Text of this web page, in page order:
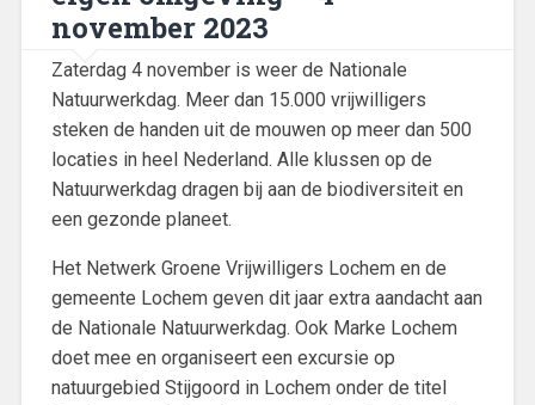
november 2023
Zaterdag 4 november is weer de Nationale
Natuurwerkdag. Meer dan 15.000 vrijwilligers
steken de handen uit de mouwen op meer dan 500
locaties in heel Nederland. Alle klussen op de
Natuurwerkdag dragen bij aan de biodiversiteit en
een gezonde planeet.
Het Netwerk Groene Vrijwilligers Lochem en de
gemeente Lochem geven dit jaar extra aandacht aan
de Nationale Natuurwerkdag. Ook Marke Lochem
doet mee en organiseert een excursie op
natuurgebied Stijgoord in Lochem onder de titel